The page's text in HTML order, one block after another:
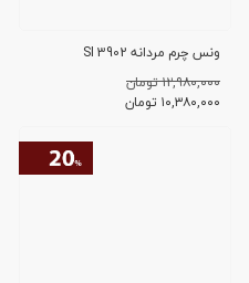
ونس چرم مردانه SI 3902
۱۲,۹۸۰,۰۰۰ تومان
۱۰,۳۸۰,۰۰۰ تومان